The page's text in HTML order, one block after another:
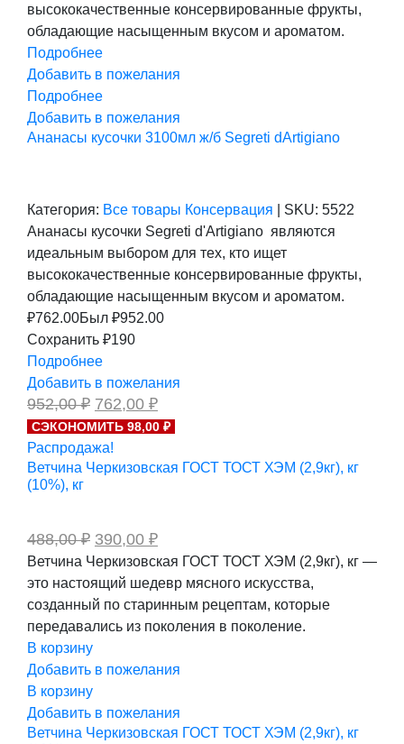
высококачественные консервированные фрукты,
обладающие насыщенным вкусом и ароматом.
Подробнее
Добавить в пожелания
Подробнее
Добавить в пожелания
Ананасы кусочки 3100мл ж/б Segreti dArtigiano
Категория: Все товары Консервация SKU: 5522
Ананасы кусочки Segreti d'Artigiano являются
идеальным выбором для тех, кто ищет
высококачественные консервированные фрукты,
обладающие насыщенным вкусом и ароматом.
₽762.00Был ₽952.00
Сохранить ₽190
Подробнее
Добавить в пожелания
952,00₽ Первоначальная
цена
составляла
952,00 ₽.
762,00 ₽Текущая
цена:
762,00 ₽.
СЭКОНОМИТЬ 98,00 ₽
Распродажа!
Ветчина Черкизовская ГОСТ ТОСТ ХЭМ (2,9кг), кг
(10%), кг
488,00₽ Первоначальная
цена
составляла
488,00 ₽.
390,00 ₽Текущая
цена:
390,00 ₽.
Ветчина Черкизовская ГОСТ ТОСТ ХЭМ (2,9кг), кг —
это настоящий шедевр мясного искусства,
созданный по старинным рецептам, которые
передавались из поколения в поколение.
В корзину
Добавить в пожелания
В корзину
Добавить в пожелания
Ветчина Черкизовская ГОСТ ТОСТ ХЭМ (2,9кг), кг